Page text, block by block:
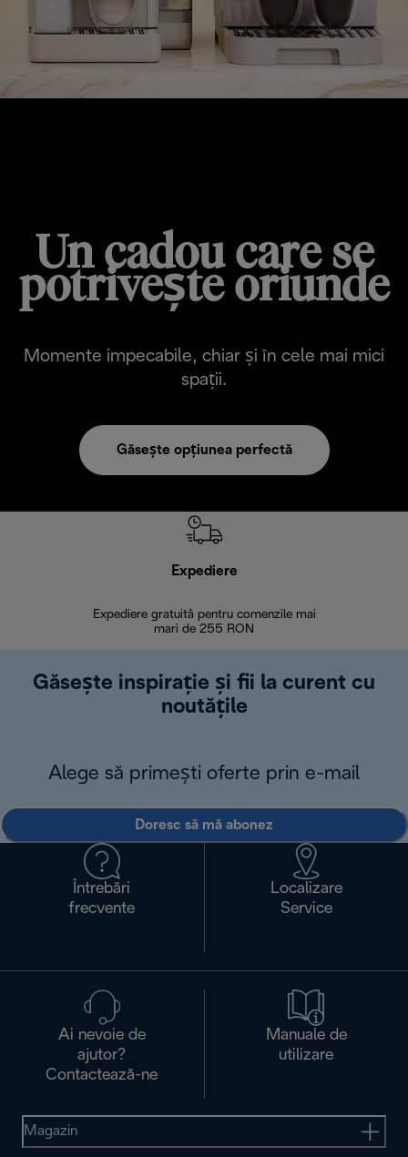
Un cadou care se
potrivește oriunde
Momente impecabile, chiar și în cele mai mici
spații.
Găsește opțiunea perfectă
Expediere
Expediere gratuită pentru comenzile mai
mari de 255 RON
Găsește inspirație și fii la curent cu
noutățile
Alege să primești oferte prin e-mail
Doresc să mă abonez
Întrebări
frecvente
Localizare
Service
Ai nevoie de
ajutor?
Contactează-ne
Manuale de
utilizare
Magazin